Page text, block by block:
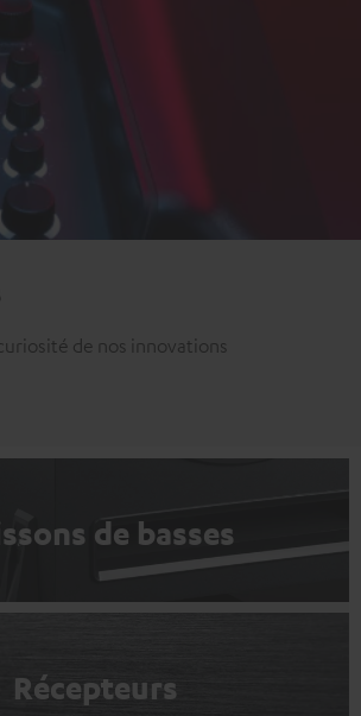
de nos innovations
de basses
Récepteurs